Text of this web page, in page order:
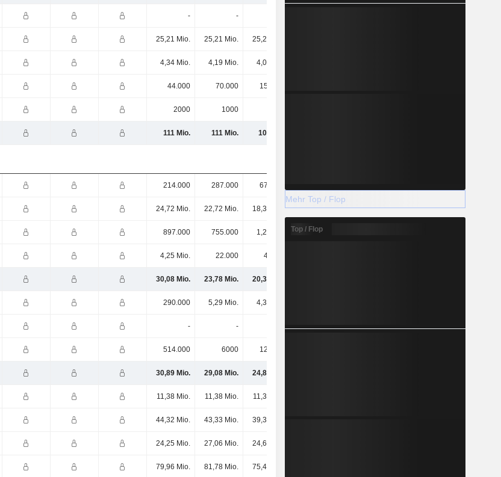
- -
25,21 Mio. 25,21 Mio. 25,21 Mio.
4,34 Mio. 4,19 Mio. 4,04 Mio.
44.000 70.000 153.000
2000 1000
111 Mio. 111 Mio. 100 Mio.
214.000 287.000 670.000
24,72 Mio. 22,72 Mio. 18,37 Mio. 16,95 Mio. 14,43 Mio.
897.000 755.000 1,25 Mio. 1,26 Mio.
4,25 Mio. 22.000 49.000
30,08 Mio. 23,78 Mio. 20,34 Mio.
290.000 5,29 Mio. 4,37 Mio.
- -
514.000 6000 120.000
30,89 Mio. 29,08 Mio. 24,83 Mio.
11,38 Mio. 11,38 Mio. 11,38 Mio.
44,32 Mio. 43,33 Mio. 39,36 Mio.
24,25 Mio. 27,06 Mio. 24,69 Mio.
79,96 Mio. 81,78 Mio. 75,44 Mio.
Mehr Top / Flop
Top / Flop